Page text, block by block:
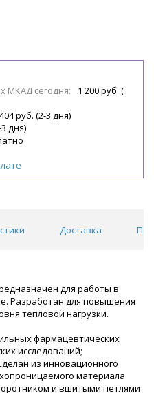
МКАД сегодня:
1 200 руб. (
404 руб. (2-3 дня)
дня)
Доставка
для работы в
Разработан для повышения
тепловой нагрузки.
фармацевтических
исследований;
из инновационного
материала
и вшитыми петлями